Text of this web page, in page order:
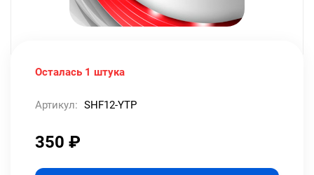
Осталась 1 штука
Артикул: SHF12-YTP
350 ₽